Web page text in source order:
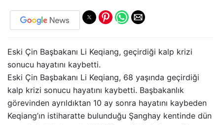
Eski Çin Başbakanı Li Keqiang, geçirdiği kalp krizi
sonucu hayatını kaybetti.
Eski Çin Başbakanı Li Keqiang, 68 yaşında geçirdiği
kalp krizi sonucu hayatını kaybetti. Başbakanlık
görevinden ayrıldıktan 10 ay sonra hayatını kaybeden
Keqiang’ın istiharatte bulunduğu Şanghay kentinde dün